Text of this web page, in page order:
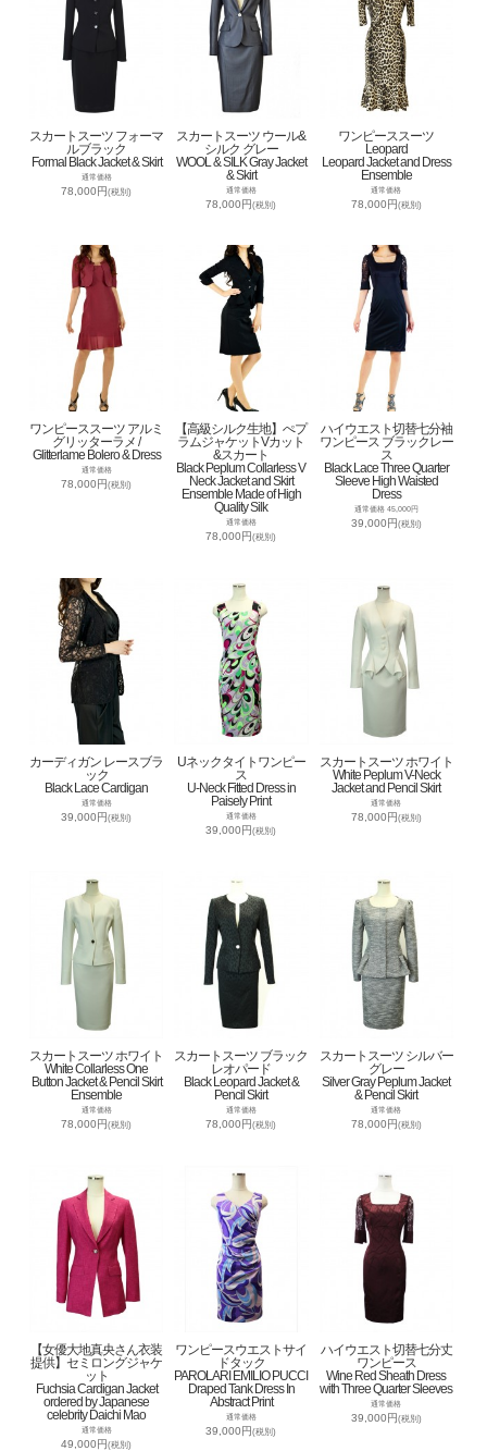
スカートスーツ フォーマ
ルブラック
Formal Black Jacket & Skirt
通常価格
78,000円(税別)
スカートスーツ ウール&
シルク グレー
WOOL & SILK Gray Jacket
& Skirt
通常価格
78,000円(税別)
ワンピーススーツ
Leopard
Leopard Jacket and Dress
Ensemble
通常価格
78,000円(税別)
ワンピーススーツ アルミ
グリッターラメ /
Glitterlame Bolero & Dress
通常価格
78,000円(税別)
【高級シルク生地】ぺプ
ラムジャケットVカット
&スカート
Black Peplum Collarless V
Neck Jacket and Skirt
Ensemble Made of High
Quality Silk
通常価格
78,000円(税別)
ハイウエスト切替七分袖
ワンピース ブラックレー
ス
Black Lace Three Quarter
Sleeve High Waisted
Dress
通常価格 45,000円
39,000円 (税別)
カーディガン レースブラ
ック
Black Lace Cardigan
通常価格
39,000円(税別)
Uネックタイトワンピー
ス
U-Neck Fitted Dress in
Paisely Print
通常価格
39,000円(税別)
スカートスーツ ホワイト
White Peplum V-Neck
Jacket and Pencil Skirt
通常価格
78,000円 (税別)
スカートスーツ ホワイト
White Collarless One
Button Jacket & Pencil Skirt
Ensemble
通常価格
78,000円(税別)
スカートスーツ ブラック
レオパード
Black Leopard Jacket &
Pencil Skirt
通常価格
78,000円(税別)
スカートスーツ シルバー
グレー
Silver Gray Peplum Jacket
& Pencil Skirt
通常価格
78,000円(税別)
【女優大地真央さん衣装
提供】セミロングジャケ
ット
Fuchsia Cardigan Jacket
ordered by Japanese
celebrity Daichi Mao
通常価格
49,000円(税別)
ワンピースウエストサイ
ドタック
PAROLARI EMILIO PUCCI
Draped Tank Dress In
Abstract Print
通常価格
39,000円(税別)
ハイウエスト切替七分丈
ワンピース
Wine Red Sheath Dress
with Three Quarter Sleeves
通常価格
39,000円(税別)